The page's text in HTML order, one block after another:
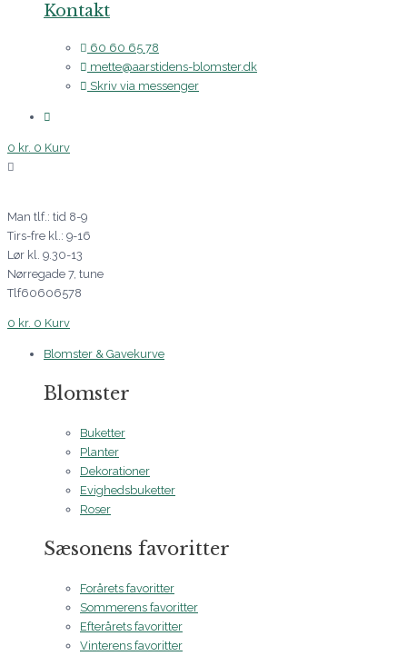
Kontakt
60 60 65 78
mette@aarstidens-blomster.dk
Skriv via messenger
0 kr. 0 Kurv
Man tlf.: tid 8-9
Tirs-fre kl.: 9-16
Lør kl. 9.30-13
Nørregade 7, tune
Tlf60606578
0 kr. 0 Kurv
Blomster & Gavekurve
Blomster
Buketter
Planter
Dekorationer
Evighedsbuketter
Roser
Sæsonens favoritter
Forårets favoritter
Sommerens favoritter
Efterårets favoritter
Vinterens favoritter